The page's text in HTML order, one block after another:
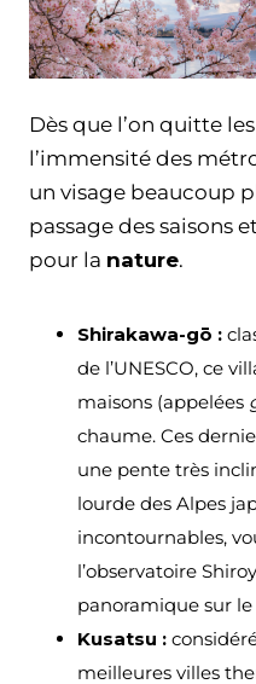
Dès que l’on quitte
l’immensité des
un visage beaucoup
passage des saisons
pour la nature.
Shirakawa-gō :
de l’UNESCO, ce
maisons (appelées
chaume. Ces
une pente très
lourde des Alpes
incontournables,
l’observatoire
panoramique sur le
Kusatsu :
meilleures villes